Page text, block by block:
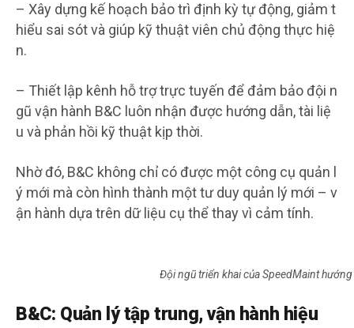
– Xây dựng kế hoạch bảo trì định kỳ tự động, giảm t
hiểu sai sót và giúp kỹ thuật viên chủ động thực hiệ
n.
– Thiết lập kênh hỗ trợ trực tuyến để đảm bảo đội n
gũ vận hành B&C luôn nhận được hướng dẫn, tài liệ
u và phản hồi kỹ thuật kịp thời.
Nhờ đó, B&C không chỉ có được một công cụ quản l
ý mới mà còn hình thành một tư duy quản lý mới – v
ận hành dựa trên dữ liệu cụ thể thay vì cảm tính.
Đội ngũ triển khai của SpeedMaint
B&C: Quản lý tập trung, vận hành hiệu